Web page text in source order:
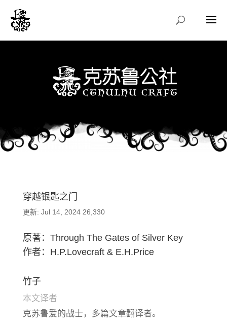
穿越银匙之门
更新: Jul 14, 2024 26,330
原著：Through The Gates of Silver Key
作者：H.P.Lovecraft & E.H.Price
竹子
本文译者
克苏鲁爱的战士，多篇文章翻译者。